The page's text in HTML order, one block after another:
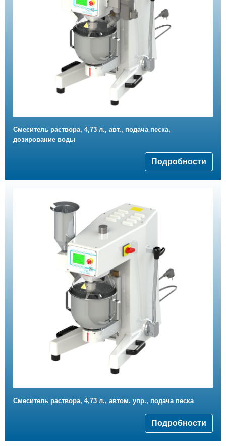
Смеситель раствора, 4,73 л., авт., подача песка,
дозирование воды
Подробности
Смеситель раствора, 4,73 л., автом. упр., подача песка
Подробности